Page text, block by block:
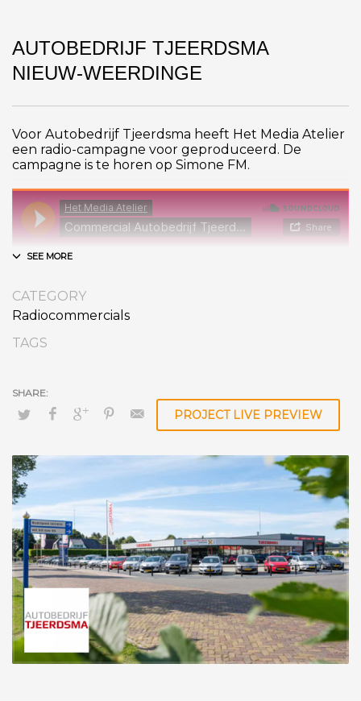
AUTOBEDRIJF TJEERDSMA
NIEUW-WEERDINGE
Voor Autobedrijf Tjeerdsma heeft Het Media Atelier
een radio-campagne voor geproduceerd. De
campagne is te horen op Simone FM.
CATEGORY
Radiocommercials
TAGS
PROJECT LIVE PREVIEW